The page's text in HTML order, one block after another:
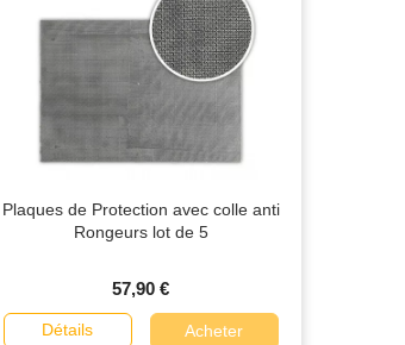
Plaques de Protection avec colle anti
Rongeurs lot de 5
57,90 €
Détails Acheter